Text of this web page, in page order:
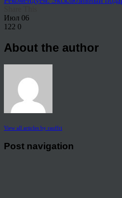
Июл 06
122 0
About the author
View all articles by rauffri
Post navigation